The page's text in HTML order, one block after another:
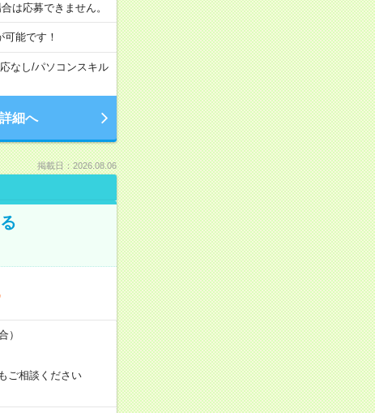
は応募できません。
能です！
なし/パソコンスキル
詳細へ
掲載日：2026.08.06
）
ご相談ください